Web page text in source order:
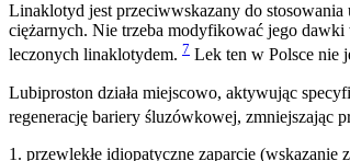
Linaklotyd jest przeciwwskazany do
ciężarnych. Nie trzeba modyfikować jego
leczonych linaklotydem. 7 Lek ten w Polsce nie
Lubiproston działa miejscowo, aktywując
regenerację bariery śluzówkowej, zmniejszając
1. przewlekłe idiopatyczne zaparcie